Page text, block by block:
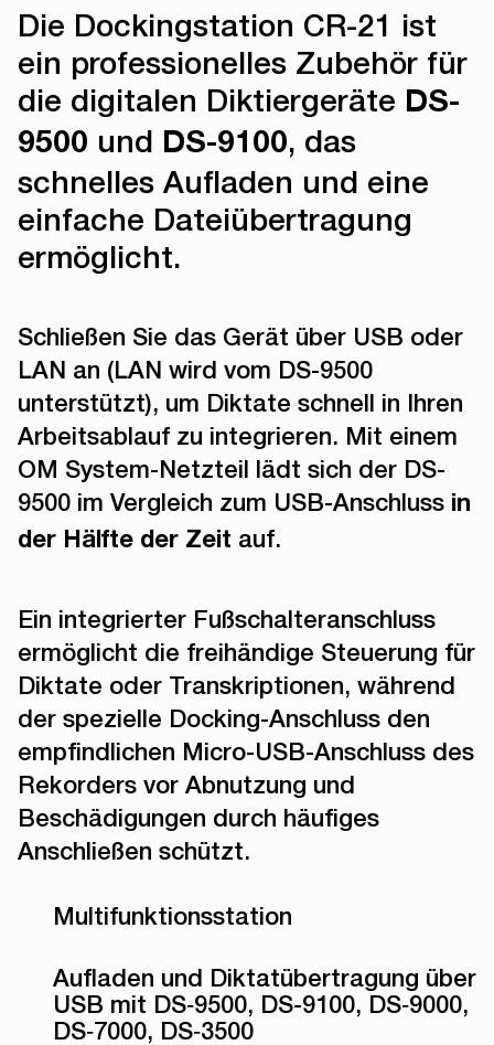
Die Dockingstation CR-21 ist
ein professionelles Zubehör für
die digitalen Diktiergeräte DS-
9500 und DS-9100, das
schnelles Aufladen und eine
einfache Dateiübertragung
ermöglicht.
Schließen Sie das Gerät über USB oder
LAN an (LAN wird vom DS-9500
unterstützt), um Diktate schnell in Ihren
Arbeitsablauf zu integrieren. Mit einem
OM System-Netzteil lädt sich der DS-
9500 im Vergleich zum USB-Anschluss in
der Hälfte der Zeit auf.
Ein integrierter Fußschalteranschluss
ermöglicht die freihändige Steuerung für
Diktate oder Transkriptionen, während
der spezielle Docking-Anschluss den
empfindlichen Micro-USB-Anschluss des
Rekorders vor Abnutzung und
Beschädigungen durch häufiges
Anschließen schützt.
Multifunktionsstation
Aufladen und Diktatübertragung über
USB mit DS‑9500, DS-9100, DS‑9000,
DS‑7000, DS‑3500